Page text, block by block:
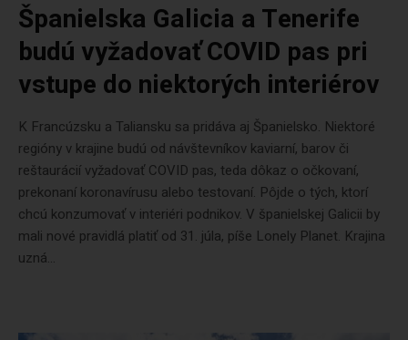
Španielska Galicia a Tenerife
budú vyžadovať COVID pas pri
vstupe do niektorých interiérov
K Francúzsku a Taliansku sa pridáva aj Španielsko. Niektoré
regióny v krajine budú od návštevníkov kaviarní, barov či
reštaurácií vyžadovať COVID pas, teda dôkaz o očkovaní,
prekonaní koronavírusu alebo testovaní. Pôjde o tých, ktorí
chcú konzumovať v interiéri podnikov. V španielskej Galicii by
mali nové pravidlá platiť od 31. júla, píše Lonely Planet. Krajina
uzná...